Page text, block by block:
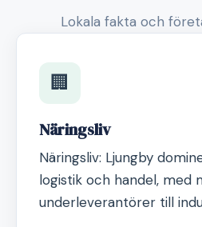
Lokala fakta och
🏢
Näringsliv
Näringsliv: Ljungby
logistik och handel, med
underleverantörer till